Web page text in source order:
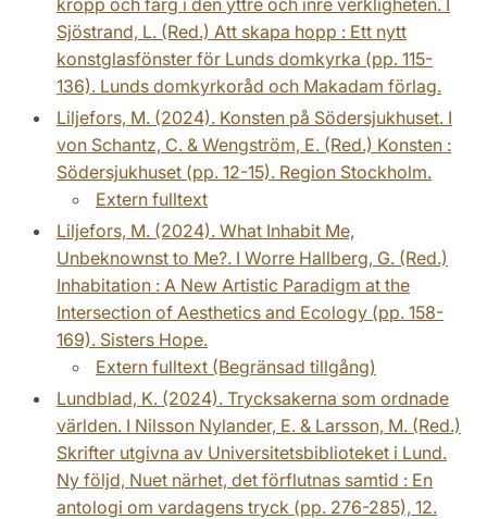
Sjöstrand, L. (Red.) Att skapa hopp : Ett nytt
konstglasfönster för Lunds domkyrka (pp. 115-
136). Lunds domkyrkoråd och Makadam förlag.
Liljefors, M. (2024). Konsten på Södersjukhuset. I
von Schantz, C. & Wengström, E. (Red.) Konsten :
Södersjukhuset (pp. 12-15). Region Stockholm.
Extern fulltext
Liljefors, M. (2024). What Inhabit Me,
Unbeknownst to Me?. I Worre Hallberg, G. (Red.)
Inhabitation : A New Artistic Paradigm at the
Intersection of Aesthetics and Ecology (pp. 158-
169). Sisters Hope.
Extern fulltext (Begränsad tillgång)
Lundblad, K. (2024). Trycksakerna som ordnade
världen. I Nilsson Nylander, E. & Larsson, M. (Red.)
Skrifter utgivna av Universitetsbiblioteket i Lund.
Ny följd, Nuet närhet, det förflutnas samtid : En
antologi om vardagens tryck (pp. 276-285), 12.